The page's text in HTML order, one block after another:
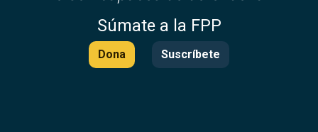
Súmate a la FPP
Dona Suscríbete